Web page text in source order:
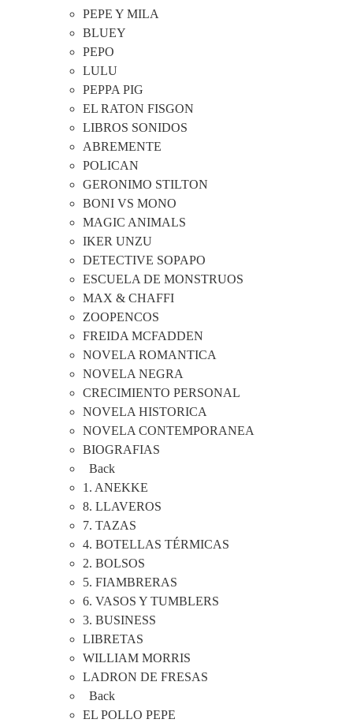
PEPE Y MILA
BLUEY
PEPO
LULU
PEPPA PIG
EL RATON FISGON
LIBROS SONIDOS
ABREMENTE
POLICAN
GERONIMO STILTON
BONI VS MONO
MAGIC ANIMALS
IKER UNZU
DETECTIVE SOPAPO
ESCUELA DE MONSTRUOS
MAX & CHAFFI
ZOOPENCOS
FREIDA MCFADDEN
NOVELA ROMANTICA
NOVELA NEGRA
CRECIMIENTO PERSONAL
NOVELA HISTORICA
NOVELA CONTEMPORANEA
BIOGRAFIAS
Back
1. ANEKKE
8. LLAVEROS
7. TAZAS
4. BOTELLAS TÉRMICAS
2. BOLSOS
5. FIAMBRERAS
6. VASOS Y TUMBLERS
3. BUSINESS
LIBRETAS
WILLIAM MORRIS
LADRON DE FRESAS
Back
EL POLLO PEPE